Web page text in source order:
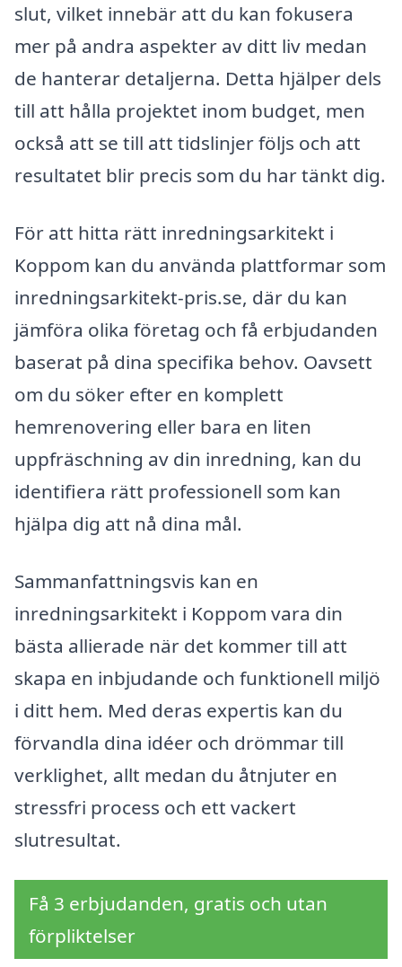
slut, vilket innebär att du kan fokusera
mer på andra aspekter av ditt liv medan
de hanterar detaljerna. Detta hjälper dels
till att hålla projektet inom budget, men
också att se till att tidslinjer följs och att
resultatet blir precis som du har tänkt dig.
För att hitta rätt inredningsarkitekt i
Koppom kan du använda plattformar som
inredningsarkitekt-pris.se, där du kan
jämföra olika företag och få erbjudanden
baserat på dina specifika behov. Oavsett
om du söker efter en komplett
hemrenovering eller bara en liten
uppfräschning av din inredning, kan du
identifiera rätt professionell som kan
hjälpa dig att nå dina mål.
Sammanfattningsvis kan en
inredningsarkitekt i Koppom vara din
bästa allierade när det kommer till att
skapa en inbjudande och funktionell miljö
i ditt hem. Med deras expertis kan du
förvandla dina idéer och drömmar till
verklighet, allt medan du åtnjuter en
stressfri process och ett vackert
slutresultat.
Få 3 erbjudanden, gratis och utan
förpliktelser